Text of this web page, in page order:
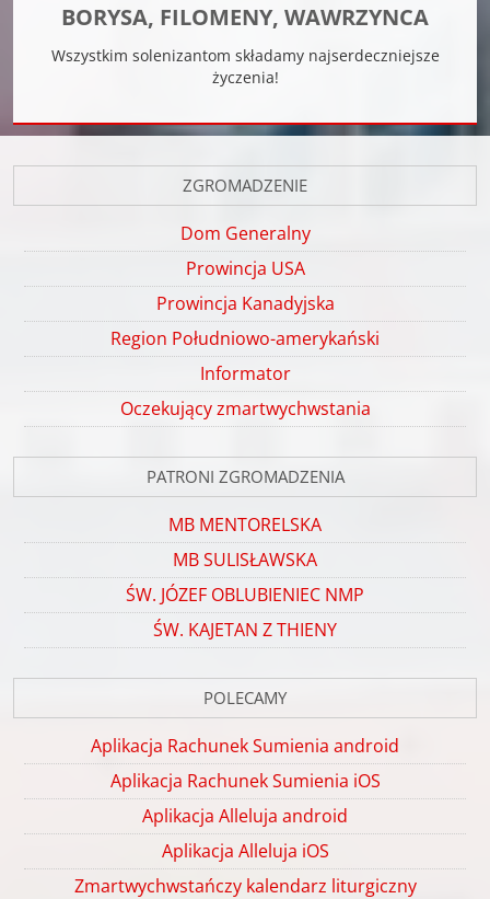
BORYSA, FILOMENY, WAWRZYNCA
Wszystkim solenizantom składamy najserdeczniejsze
życzenia!
ZGROMADZENIE
Dom Generalny
Prowincja USA
Prowincja Kanadyjska
Region Południowo-amerykański
Informator
Oczekujący zmartwychwstania
PATRONI ZGROMADZENIA
MB MENTORELSKA
MB SULISŁAWSKA
ŚW. JÓZEF OBLUBIENIEC NMP
ŚW. KAJETAN Z THIENY
POLECAMY
Aplikacja Rachunek Sumienia android
Aplikacja Rachunek Sumienia iOS
Aplikacja Alleluja android
Aplikacja Alleluja iOS
Zmartwychwstańczy kalendarz liturgiczny